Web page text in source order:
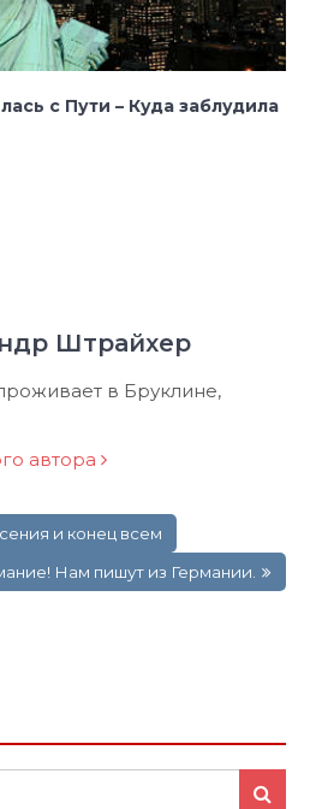
с Пути – Куда заблудила
Штрайхер
в Бруклине,
автора
и конец всем
Нам пишут из Германии.
Search